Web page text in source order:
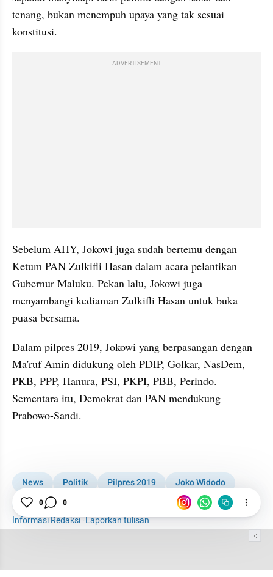
tenang, bukan menempuh upaya yang tak sesuai
konstitusi.
ADVERTISEMENT
Ketum PAN Zulkifli Hasan dalam acara pelantikan
Gubernur Maluku. Pekan lalu, Jokowi juga
menyambangi kediaman Zulkifli Hasan untuk buka
puasa bersama.
Ma'ruf Amin didukung oleh PDIP, Golkar, NasDem,
PKB, PPP, Hanura, PSI, PKPI, PBB, Perindo.
Sementara itu, Demokrat dan PAN mendukung
Prabowo-Sandi.
News Politik Pilpres 2019
Joko Widodo
Airlangga Hartarto
Informasi Redaksi·Laporkan tulisan
0 0